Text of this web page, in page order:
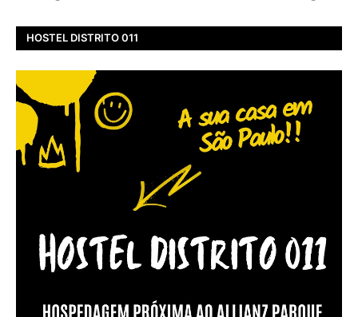
HOSTEL DISTRITO 011